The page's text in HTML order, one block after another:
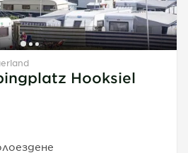
1 1
Hooksiel